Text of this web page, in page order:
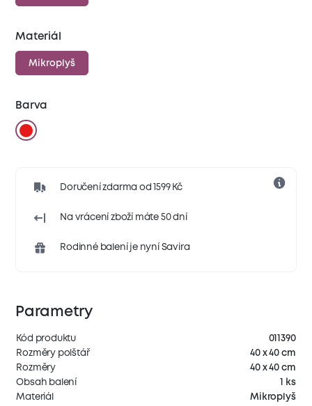
Materiál
Mikroplyš
Barva
Doručení zdarma od 1599 Kč
Na vrácení zboží máte 50 dní
Rodinné balení je nyní Savira
Parametry
Kód produktu
011390
Rozměry polštář
40 x 40 cm
Rozměry
40 x 40 cm
Obsah balení
1 ks
Materiál
Mikroplyš